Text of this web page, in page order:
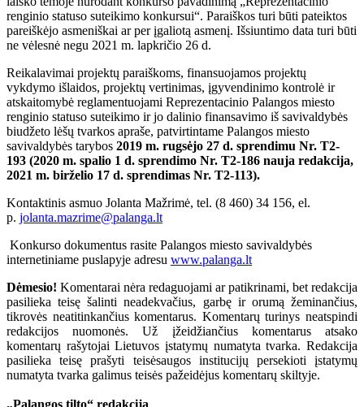
renginio statuso suteikimo konkursui“. Paraiškos turi būti pateiktos
pareiškėjo asmeniškai ar per įgaliotą asmenį. Išsiuntimo data turi būti
ne vėlesnė negu 2021 m. lapkričio 26 d.
Reikalavimai projektų paraiškoms, finansuojamos projektų
vykdymo išlaidos, projektų vertinimas, įgyvendinimo kontrolė ir
atskaitomybė reglamentuojami Reprezentacinio Palangos miesto
renginio statuso suteikimo ir jo dalinio finansavimo iš savivaldybės
biudžeto lėšų tvarkos apraše, patvirtintame Palangos miesto
savivaldybės tarybos 2019 m. rugsėjo 27 d. sprendimu Nr. T2-
193 (2020 m. spalio 1 d. sprendimo Nr. T2-186 nauja redakcija,
2021 m. birželio 17 d. sprendimas Nr. T2-113).
Kontaktinis asmuo Jolanta Mažrimė, tel. (8 460) 34 156, el.
p. jolanta.mazrime@palanga.lt
Konkurso dokumentus rasite Palangos miesto savivaldybės
internetiniame puslapyje adresu www.palanga.lt
Dėmesio! Komentarai nėra redaguojami ar patikrinami, bet redakcija
pasilieka teisę šalinti neadekvačius, garbę ir orumą žeminančius,
tikrovės neatitinkančius komentarus. Komentarų turinys neatspindi
redakcijos nuomonės. Už įžeidžiančius komentarus atsako
komentarų rašytojai Lietuvos įstatymų numatyta tvarka. Redakcija
pasilieka teisę prašyti teisėsaugos institucijų persekioti įstatymų
numatyta tvarka galimus teisės pažeidėjus komentarų skiltyje.
„Palangos tilto“ redakcija